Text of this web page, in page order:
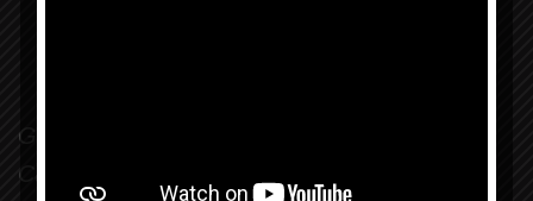
Got Question?
Call us 24/7